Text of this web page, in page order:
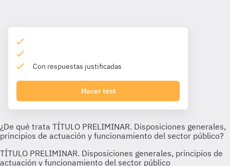
Con respuestas justificadas
Hacer test